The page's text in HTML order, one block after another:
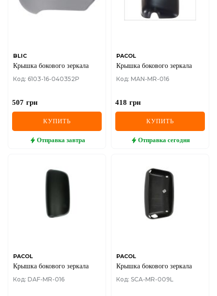
BLIC
Крышка бокового зеркала
Код: 6103-16-040352P
507 грн
КУПИТЬ
Отправка завтра
PACOL
Крышка бокового зеркала
Код: MAN-MR-016
418 грн
КУПИТЬ
Отправка сегодня
PACOL
Крышка бокового зеркала
Код: DAF-MR-016
PACOL
Крышка бокового зеркала
Код: SCA-MR-009L